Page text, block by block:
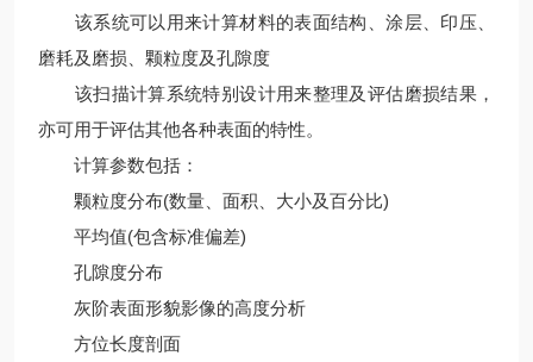
该系统可以用来计算材料的表面结构、涂层、印压、
磨耗及磨损、颗粒度及孔隙度
该扫描计算系统特别设计用来整理及评估磨损结果，
亦可用于评估其他各种表面的特性。
计算参数包括：
颗粒度分布(数量、面积、大小及百分比)
平均值(包含标准偏差)
孔隙度分布
灰阶表面形貌影像的高度分析
方位长度剖面